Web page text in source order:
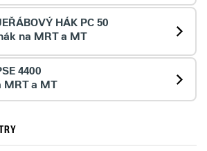
HÁK PC 50
na MRT a MT
4400
MRT a MT